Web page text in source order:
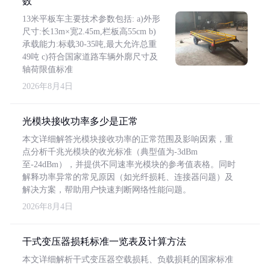
13米平板车主要技术参数包括: a)外形
尺寸:长13m×宽2.45m,栏板高55cm b)
承载能力:标载30-35吨,最大允许总重
49吨 c)符合国家道路车辆外廓尺寸及
轴荷限值标准
2026年8月4日
光模块接收功率多少是正常
本文详细解答光模块接收功率的正常范围及影响因素，重
点分析千兆光模块的收光标准（典型值为-3dBm
至-24dBm），并提供不同速率光模块的参考值表格。同时
解释功率异常的常见原因（如光纤损耗、连接器问题）及
解决方案，帮助用户快速判断网络性能问题。
2026年8月4日
干式变压器损耗标准一览表及计算方法
本文详细解析干式变压器空载损耗、负载损耗的国家标准